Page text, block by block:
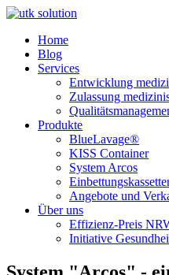
Home
Blog
Services
Entwicklung
Zulassung
Produkte
BlueLavage®
KISS Container
System Arcos
Angebote und
Über uns
Effizienz-Preis
Initiative